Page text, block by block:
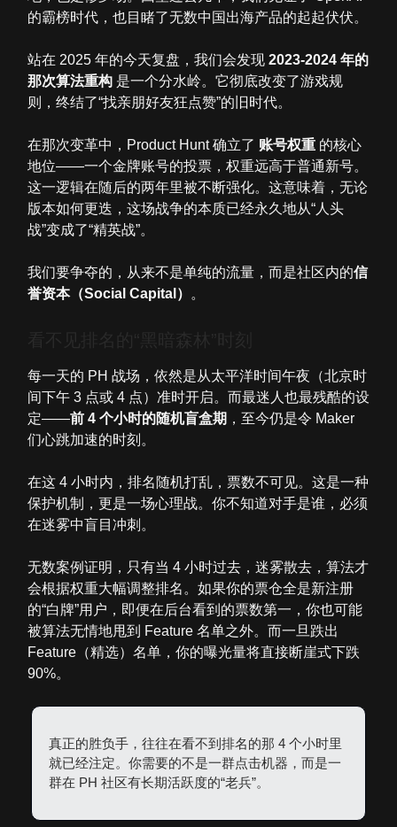
的霸榜时代，也目睹了无数中国出海产品的起起伏伏。
站在 2025 年的今天复盘，我们会发现 2023-2024 年的
那次算法重构 是一个分水岭。它彻底改变了游戏规
则，终结了“找亲朋好友狂点赞”的旧时代。
在那次变革中，Product Hunt 确立了 账号权重 的核心
地位——一个金牌账号的投票，权重远高于普通新号。
这一逻辑在随后的两年里被不断强化。这意味着，无论
版本如何更迭，这场战争的本质已经永久地从“人头
战”变成了“精英战”。
我们要争夺的，从来不是单纯的流量，而是社区内的信
誉资本（Social Capital）
。
每一天的 PH 战场，依然是从太平洋时间午夜（北京时
间下午 3 点或 4 点）准时开启。而最迷人也最残酷的设
定——前 4 个小时的随机盲盒期 ，至今仍是令 Maker
们心跳加速的时刻。
在这 4 小时内，排名随机打乱，票数不可见。这是一种
保护机制，更是一场心理战。你不知道对手是谁，必须
在迷雾中盲目冲刺。
无数案例证明，只有当 4 小时过去，迷雾散去，算法才
会根据权重大幅调整排名。如果你的票仓全是新注册
的“白牌”用户，即便在后台看到的票数第一，你也可能
被算法无情地甩到 Feature 名单之外。而一旦跌出
Feature（精选）名单，你的曝光量将直接断崖式下跌
90%。
真正的胜负手，往往在看不到排名的那 4 个小时里
就已经注定。你需要的不是一群点击机器，而是一
群在 PH 社区有长期活跃度的“老兵”。